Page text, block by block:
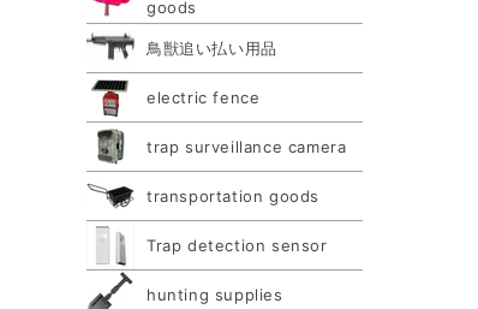
goods
鳥獣追い払い用品
electric fence
trap surveillance camera
transportation goods
Trap detection sensor
hunting supplies